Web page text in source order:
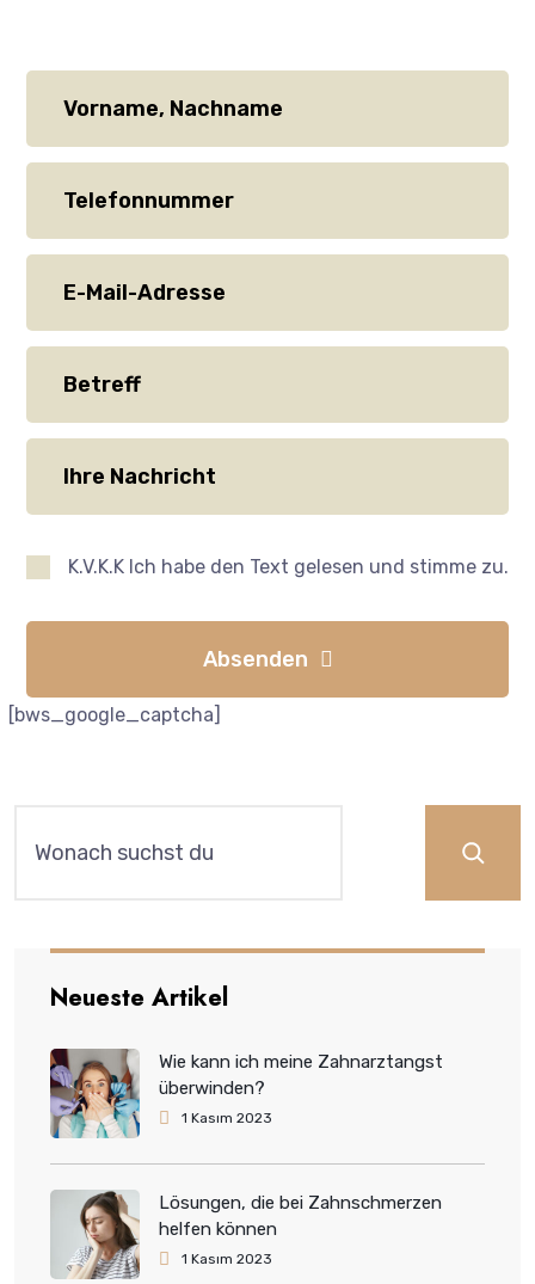
K.V.K.K Ich habe den Text gelesen und stimme zu.
Absenden
[bws_google_captcha]
Neueste Artikel
Wie kann ich meine Zahnarztangst
überwinden?
1 Kasım 2023
Lösungen, die bei Zahnschmerzen
helfen können
1 Kasım 2023